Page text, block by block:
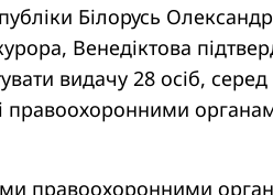
Білорусь
Венедіктова
видачу 28 осіб,
правоохоронними
правоохоронними